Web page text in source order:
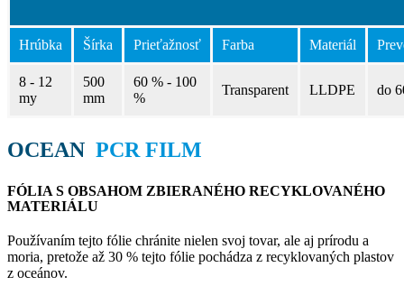
Hrúbka Šírka Prieťažnosť Farba Materiál
8 - 12
my
500
mm
60 % - 100
%
Transparent LLDPE do
OCEAN PCR FILM
FÓLIA S OBSAHOM ZBIERANÉHO RECYKLOVANÉHO
MATERIÁLU
Používaním tejto fólie chránite nielen svoj tovar, ale aj prírodu a
moria, pretože až 30 % tejto fólie pochádza z recyklovaných plastov
z oceánov.